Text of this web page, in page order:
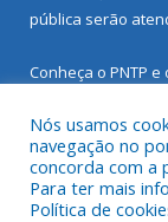
pública serão
Conheça o PNTP e
Todos os direitos
Nós usamos
navegação no
concorda com a
Para ter mais
Política de